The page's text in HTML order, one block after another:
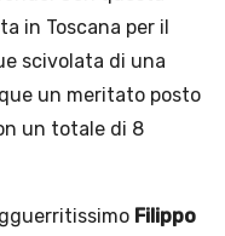
in Toscana per il
scivolata di una
un meritato posto
un totale di 8
Filippo